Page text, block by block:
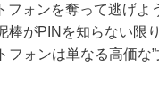
ォンを奪って逃げよ
棒がPINを知らない限
ォンは単なる高価な”